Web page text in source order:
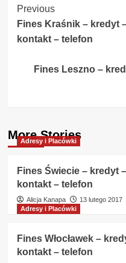
Post
Navigation
Previous
Fines Kraśnik – kredyt
kontakt – telefon
Fines Leszno –
More Stories
Adresy i Placówki
Fines Świecie – kredyt
kontakt – telefon
Alicja Kanapa
13 lutego 2017
Adresy i Placówki
Fines Włocławek –
kontakt – telefon